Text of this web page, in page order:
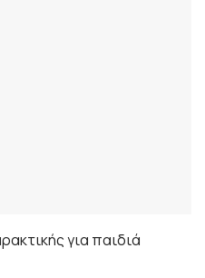
για παιδιά